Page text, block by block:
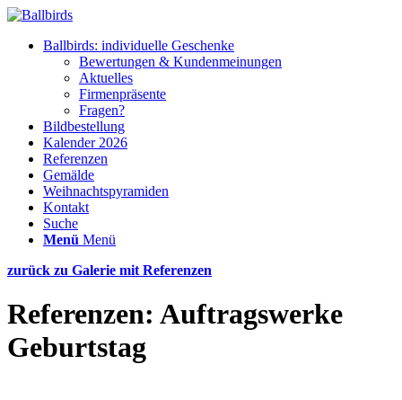
Ballbirds: individuelle Geschenke
Bewertungen & Kundenmeinungen
Aktuelles
Firmenpräsente
Fragen?
Bildbestellung
Kalender 2026
Referenzen
Gemälde
Weihnachtspyramiden
Kontakt
Suche
Menü Menü
zurück zu Galerie mit Referenzen
Referenzen: Auftragswerke
Geburtstag